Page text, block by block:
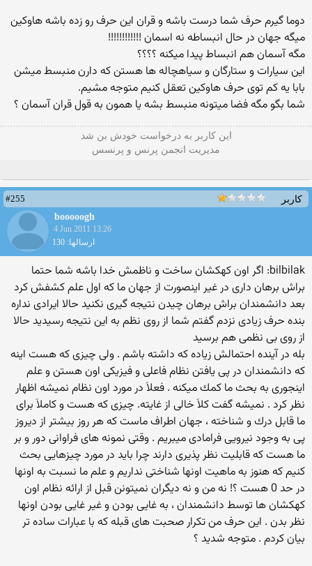
دوما گیرم حرف شما درست باشه و قران این حرف رو زده باشه هاوكین
میگه جهان در حال انبساطه نه اسمان !!!!!!!!!!!!
مگه آسمان هم انبساط پیدا میكنه ؟؟؟؟
این سیارات و ستارگان و سیاهچاله ها هستن كه دارن منبسط میشن
بابا یه كم توی حرف هاوكین تعقل كنیم متوجه مشیم.
شما بگو مگه فضا میتونه منبسط بشه یا همون به قول قران آسمان ؟
این كاربر به درخواست خودش بن شد
مدیریت انجمن پرنس و پرنسس
کاربر
#255
booooogh
4 Jun 2011 13:26
ارسالها: 130
bilbilak: اگر اون کهکشان ساخت و ناظمش خدا باشه شما حتما
براش برهان داری در غیر اینصورت از جهان ما که اول علم کشفش کرد
بعد دانشمندان براش برهان چیدن نتیجه گیری نکنید حالا ایرادی نداره
بنده حرف زیادی نزدم گفتم شما از روی نظم به این نتیجه رسیدید حالا
از روی بی نظمی هم برسید
بله در آینده احتمالش زیاده كه داشته باشم . ولی چیزی كه هست اینه
كه دانشمندان در پی یافتن نظام فاعلی و فیزیكی اون هستن و علم
اینجوری به بحث ما كمك میكنه . فعلاَ در مورد اون نظام نمیشه اظهار
نظر كرد . نمیشه گفت كلاَ خالی از غایته. چیزی كه هست و كاملاَ برای
ما قابل درك و شناخته ، جهان اطراف ماست كه هر روز بیشتر از دیروز
پی به وجود نیرویی فرامادی میبریم . وقتی نمونه های فراوانی دور و بر
ما هست كه قابلیت نظر پذیری دارند چرا باید در مورد چیزهایی بحث
كنیم كه هنوز به ماهیت اونها شناختی نداریم و علم ما نسبت به اونها
در حد 0 هست ؟! نه من و نه دیگران نمیتونن قبل از ارائه نظام اون
كهكشان ها توسط دانشمندان ، به غایی بودن و غیر غایی بودن اونها
نظر بدن . این حرف من تكرار صحبت های قبله كه با عبارات ساده تر
بیان كردم . متوجه شدید ؟